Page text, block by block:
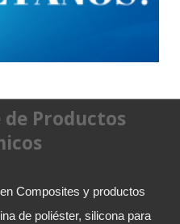
Productos
Composites y productos
de poliéster, silicona para